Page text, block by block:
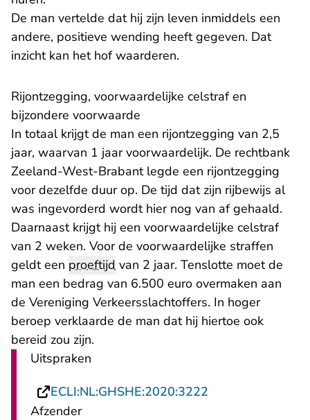
De man vertelde dat hij zijn leven inmiddels een
andere, positieve wending heeft gegeven. Dat
inzicht kan het hof waarderen.
Rijontzegging, voorwaardelijke celstraf en
bijzondere voorwaarde
In totaal krijgt de man een rijontzegging van 2,5
jaar, waarvan 1 jaar voorwaardelijk. De rechtbank
Zeeland-West-Brabant- U verlaat Rechtspraak.nl
legde een rijontzegging
voor dezelfde duur op. De tijd dat zijn rijbewijs al
was ingevorderd wordt hier nog van af gehaald.
Daarnaast krijgt hij een voorwaardelijke celstraf
van 2 weken. Voor de voorwaardelijke straffen
geldt een proeftijd van 2 jaar. Tenslotte moet de
man een bedrag van 6.500 euro overmaken aan
de Vereniging Verkeersslachtoffers. In hoger
beroep verklaarde de man dat hij hiertoe ook
bereid zou zijn.
Uitspraken
ECLI:NL:GHSHE:2020:3222
Afzender